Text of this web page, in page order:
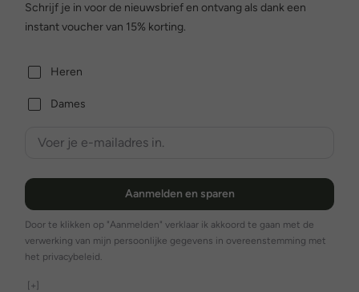
Schrijf je in voor de nieuwsbrief en ontvang als dank een
instant voucher van 15% korting.
Heren
Dames
Aanmelden en sparen
Door te klikken op "Aanmelden" verklaar ik akkoord te gaan met de
verwerking van mijn persoonlijke gegevens in overeenstemming met
het privacybeleid.
[+]